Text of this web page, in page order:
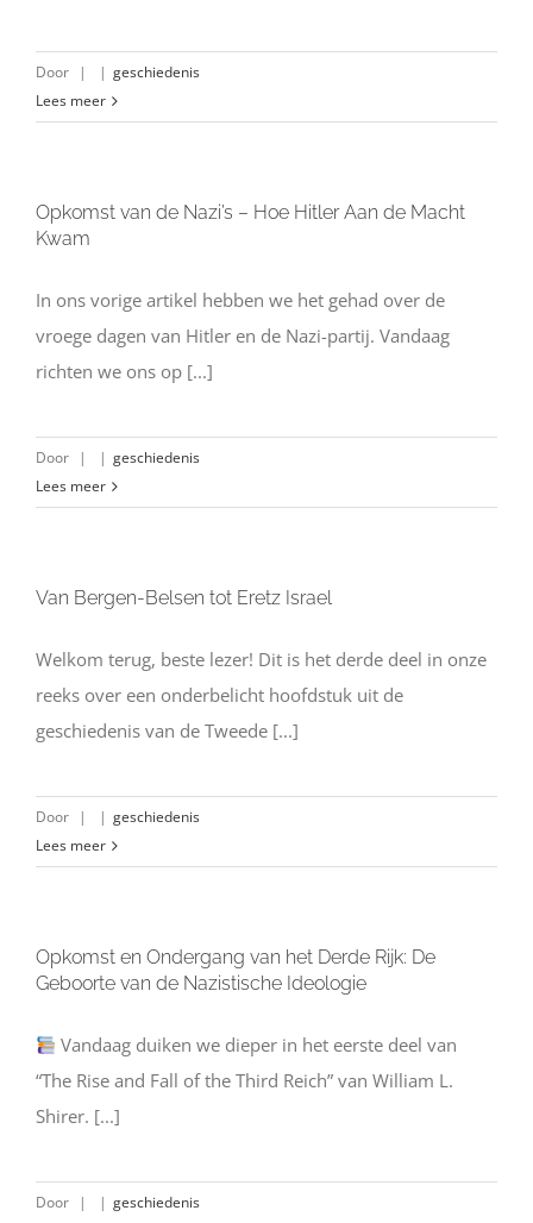
Door | | geschiedenis
Lees meer
Opkomst van de Nazi’s – Hoe Hitler Aan de Macht
Kwam
In ons vorige artikel hebben we het gehad over de
vroege dagen van Hitler en de Nazi-partij. Vandaag
richten we ons op [...]
Door | | geschiedenis
Lees meer
Van Bergen-Belsen tot Eretz Israel
Welkom terug, beste lezer! Dit is het derde deel in onze
reeks over een onderbelicht hoofdstuk uit de
geschiedenis van de Tweede [...]
Door | | geschiedenis
Lees meer
Opkomst en Ondergang van het Derde Rijk: De
Geboorte van de Nazistische Ideologie
Vandaag duiken we dieper in het eerste deel van
“The Rise and Fall of the Third Reich” van William L.
Shirer. [...]
Door | | geschiedenis